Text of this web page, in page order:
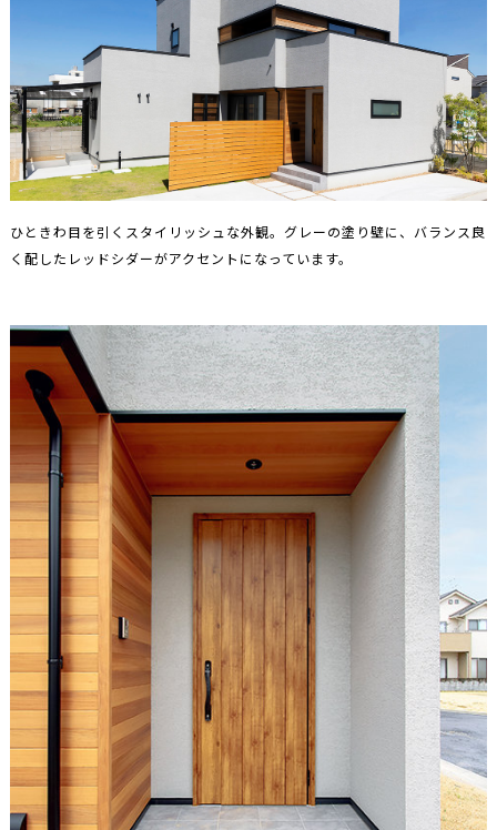
ひときわ目を引くスタイリッシュな外観。グレーの塗り壁に、バランス良
く配したレッドシダーがアクセントになっています。